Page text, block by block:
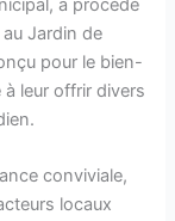
a procédé
Jardin de
pour le bien-
à leur offrir divers
conviviale,
locaux